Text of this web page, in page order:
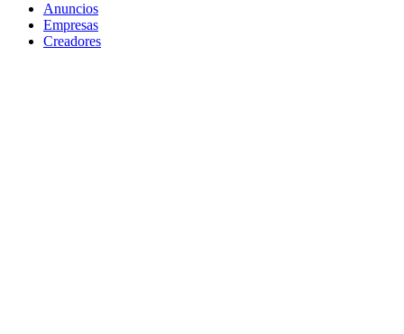
Anuncios
Empresas
Creadores